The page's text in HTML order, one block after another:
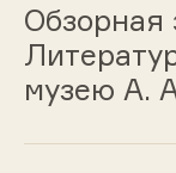
Обзорная
музею А.